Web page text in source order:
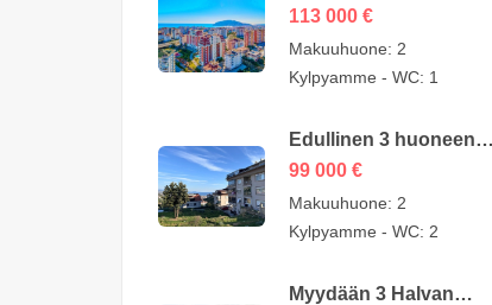
huoneisto myytävänä
euroa
113 000 €
Makuuhuone: 2
Kylpyamme - WC: 1
Edullinen 3 huoneen
asunto myytävänä
euroa
99 000 €
Makuuhuone: 2
Kylpyamme - WC: 2
Myydään 3 Halvan